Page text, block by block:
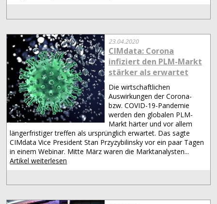
23.04.2020
CIMdata: Corona
infiziert den PLM-Markt
stärker als erwartet
Die wirtschaftlichen
Auswirkungen der Corona-
bzw. COVID-19-Pandemie
werden den globalen PLM-
Markt härter und vor allem
längerfristiger treffen als ursprünglich erwartet. Das sagte
CIMdata Vice President Stan Przyzybilinsky vor ein paar Tagen
in einem Webinar. Mitte März waren die Marktanalysten...
Artikel weiterlesen